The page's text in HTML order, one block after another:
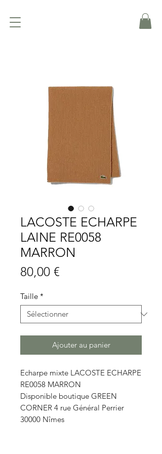
LACOSTE ECHARPE
LAINE RE0058
MARRON
80,00 €
Taille *
Ajouter au panier
Echarpe mixte LACOSTE ECHARPE
RE0058 MARRON
Disponible boutique GREEN
CORNER 4 rue Général Perrier
30000 Nîmes